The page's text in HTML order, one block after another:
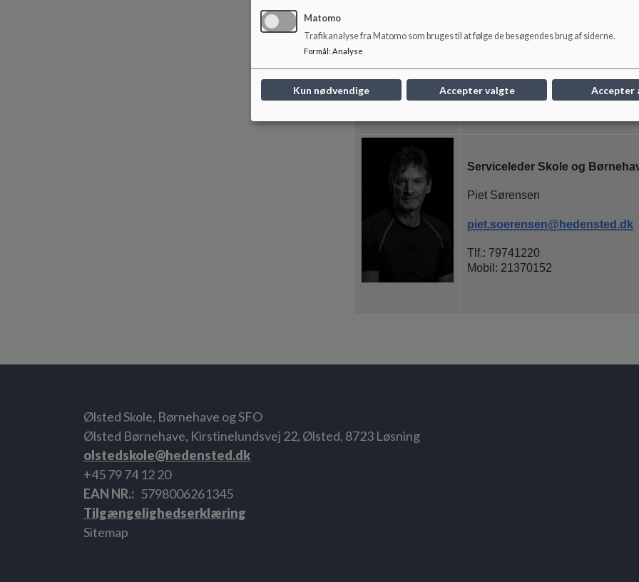
Tlf.: 79741220/5114 7531
Serviceleder Skole og
Piet Sørensen
piet.soerensen@hedensted.dk
Tlf.: 79741220
Mobil: 21370152
Ølsted Skole, Børnehave og SFO
Ølsted Børnehave, Kirstinelundsvej 22, Ølsted, 8723 Løsning
olstedskole@hedensted.dk
+45 79 74 12 20
EAN NR.
5798006261345
Tilgængelighedserklæring
Sitemap
Matomo
Trafikanalyse fra Matomo som bruges til at følge de besøgendes brug af siderne.
Formål: Analyse
Kun nødvendige Accepter valgte Accepter